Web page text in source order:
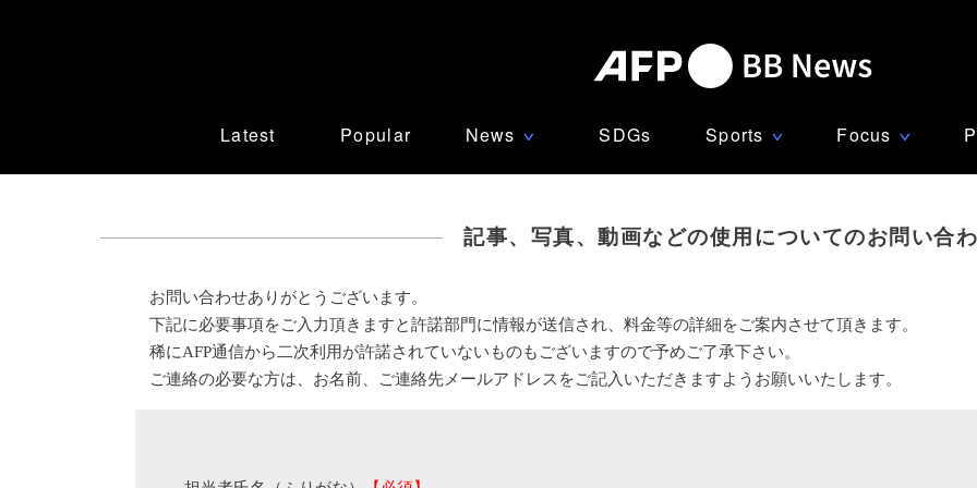
Latest Popular News ∨ SDGs Sports ∨ Focus ∨
記事、写真、動画などの使用についてのお問い合
お問い合わせありがとうございます。
下記に必要事項をご入力頂きますと許諾部門に情報が送信され、料金等の詳細をご案内させて頂きます。
稀にAFP通信から二次利用が許諾されていないものもございますので予めご了承下さい。
ご連絡の必要な方は、お名前、ご連絡先メールアドレスをご記入いただきますようお願いいたします。